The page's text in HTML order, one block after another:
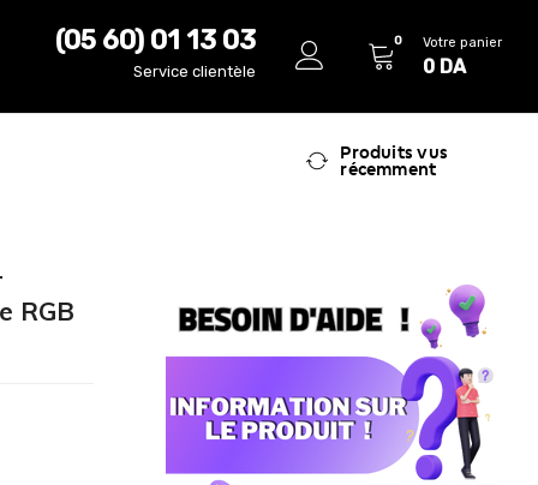
(05 60) 01 13 03
Service clientèle
0 Votre panier
0 DA
Produits vus
récemment
RGB